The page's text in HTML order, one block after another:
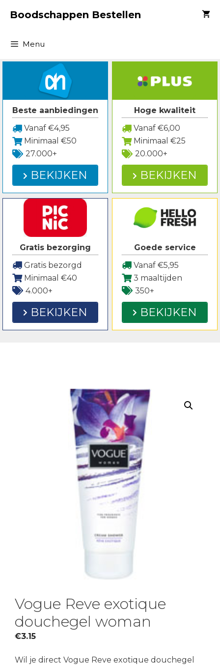
naarBoodschappen Bestellen
Menu
Beste aanbiedingen
Vanaf €4,95
Minimaal €50
27.000+
BEKIJKEN
Hoge kwaliteit
Vanaf €6,00
Minimaal €25
20.000+
BEKIJKEN
Gratis bezorging
Gratis bezorgd
Minimaal €40
4.000+
BEKIJKEN
Goede service
Vanaf €5,95
3 maaltijden
350+
BEKIJKEN
Vogue Reve exotique
douchegel woman
€3.15
Wil je direct Vogue Reve exotique douchegel